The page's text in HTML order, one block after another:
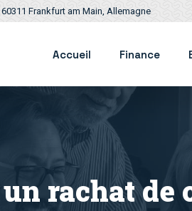
Frankfurt am Main, Allemagne
Accueil Finance
rachat de